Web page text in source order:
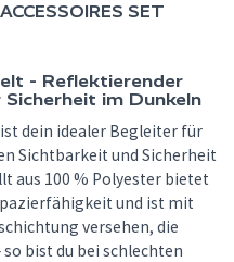
SET
- Reflektierender
im Dunkeln
dein idealer Begleiter für
Sichtbarkeit und Sicherheit
aus 100 % Polyester bietet
und ist mit
versehen, die
bist du bei schlechten